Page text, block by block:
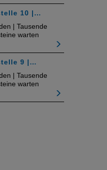
10 |…
| Tausende
warten
9 |…
| Tausende
warten